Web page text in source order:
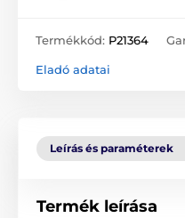
Termékkód: P21364
Eladó adatai
Leírás és paraméterek
Termék leírása